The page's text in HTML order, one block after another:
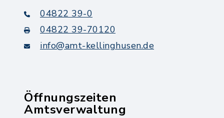
04822 39-0
04822 39-70120
info@amt-kellinghusen.de
Öffnungszeiten
Amtsverwaltung